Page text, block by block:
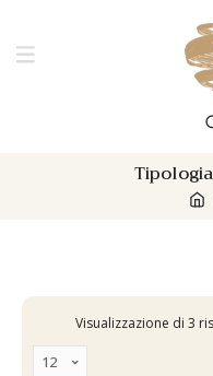
Visualizzazione di 3